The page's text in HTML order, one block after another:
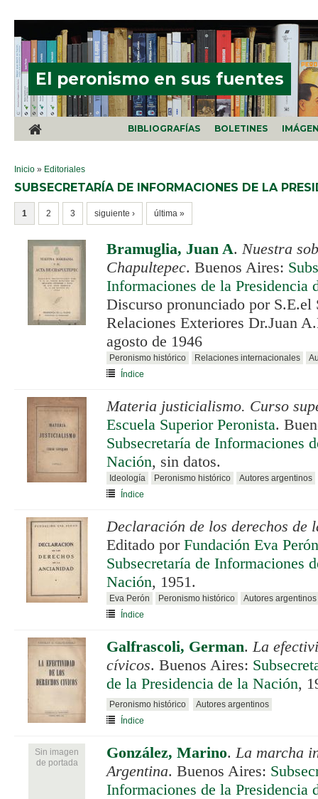
El peronismo en sus fuentes
BIBLIOGRAFÍAS BOLETINES
SE ENCUENTRA USTED AQUÍ
Inicio » Editoriales
SUBSECRETARÍA DE INFORMACIONES DE LA
PÁGINAS
1 2 3 siguiente › última »
Bramuglia, Juan A. Nuestra
Chapultepec. Buenos Aires:
Informaciones de la Presidencia
Discurso pronunciado por
Relaciones Exteriores Dr.Juan
agosto de 1946
Peronismo histórico Relaciones internacionales
Índice
Materia justicialismo. Curso
Escuela Superior Peronista.
Subsecretaría de Informaciones
Nación, sin datos.
Ideología Peronismo histórico
Autores argentinos
Índice
Declaración de los derechos de
Editado por Fundación Eva Perón
Subsecretaría de Informaciones
Nación, 1951.
Eva Perón Peronismo histórico
Autores argentinos
Índice
Galfrascoli, German. La
cívicos. Buenos Aires:
de la Presidencia de la Nación,
Peronismo histórico
Autores argentinos
Índice
Sin imagen
de portada
González, Marino. La marcha
Argentina. Buenos Aires:
Informaciones de la Presidencia